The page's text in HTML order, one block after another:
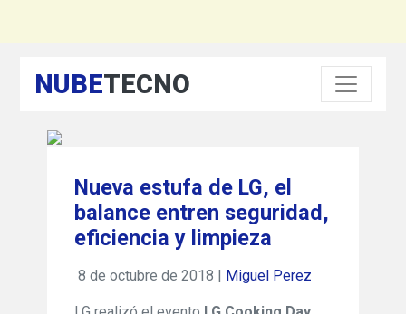
NUBETECNO
Nueva estufa de LG, el
balance entren seguridad,
eficiencia y limpieza
8 de octubre de 2018 | Miguel Perez